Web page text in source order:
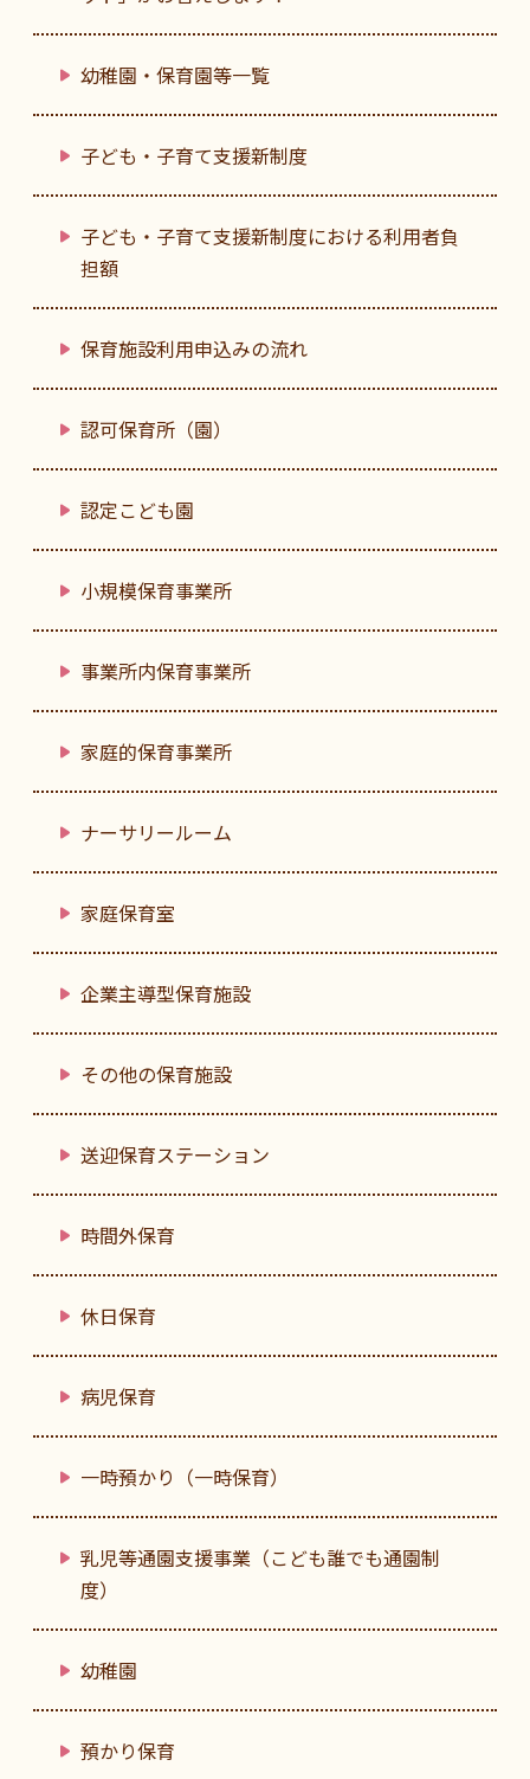
幼稚園・保育園等一覧
子ども・子育て支援新制度
子ども・子育て支援新制度における利用者負
担額
保育施設利用申込みの流れ
認可保育所（園）
認定こども園
小規模保育事業所
事業所内保育事業所
家庭的保育事業所
ナーサリールーム
家庭保育室
企業主導型保育施設
その他の保育施設
送迎保育ステーション
時間外保育
休日保育
病児保育
一時預かり（一時保育）
乳児等通園支援事業（こども誰でも通園制
度）
幼稚園
預かり保育